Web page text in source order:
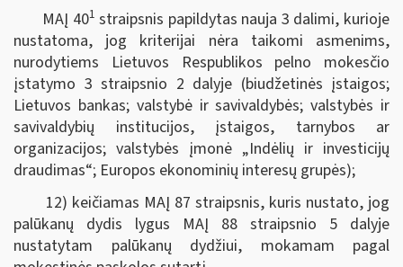
MAĮ 401 straipsnis papildytas nauja 3 dalimi, kurioje
nustatoma, jog kriterijai nėra taikomi asmenims,
nurodytiems Lietuvos Respublikos pelno mokesčio
įstatymo 3 straipsnio 2 dalyje (biudžetinės įstaigos;
Lietuvos bankas; valstybė ir savivaldybės; valstybės ir
savivaldybių institucijos, įstaigos, tarnybos ar
organizacijos; valstybės įmonė „Indėlių ir investicijų
draudimas“; Europos ekonominių interesų grupės);
12) keičiamas MAĮ 87 straipsnis, kuris nustato, jog
palūkanų dydis lygus MAĮ 88 straipsnio 5 dalyje
nustatytam palūkanų dydžiui, mokamam pagal